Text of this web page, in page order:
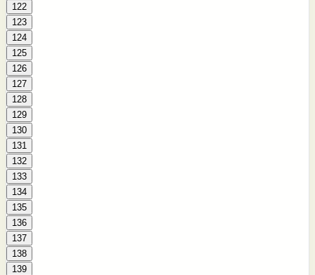
122
123
124
125
126
127
128
129
130
131
132
133
134
135
136
137
138
139